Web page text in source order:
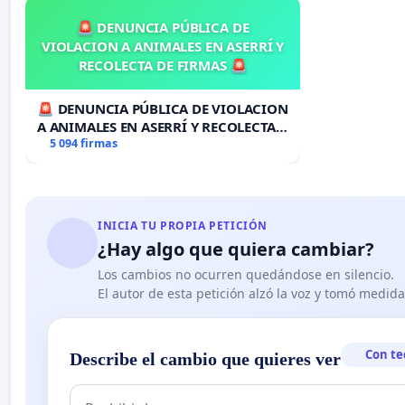
- La primera medida que debería adoptarse es la
prisión preventiva por delitos inexistentes.
Firmado por: Guillermo Portilla Contreras. Catedrático
Rivas. Catedrático de Derecho penal de la Universidad
Catedrática de Derecho Penal de la Universidad de
penal de la Universidad A Coruña. Javier Mira
🚨 DENUNCIA PÚBLICA DE
VIOLACION A ANIMALES EN ASERRÍ Y
RECOLECTA DE FIRMAS 🚨
🚨 DENUNCIA PÚBLICA DE VIOLACION
A ANIMALES EN ASERRÍ Y RECOLECTA
DE FIRMAS 🚨
5 094 firmas
INICIA TU PROPIA PETICIÓN
¿Hay algo que quiera cambiar?
Los cambios no ocurren quedándose en silencio.
El autor de esta petición alzó la voz y tomó
Describe el cambio que quieres ver Con